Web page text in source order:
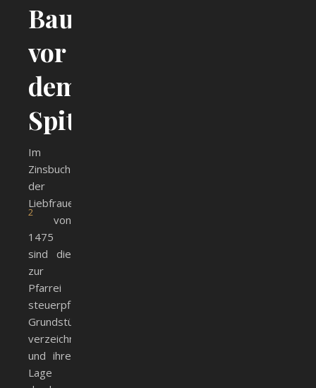
Baubestand
vor
dem
Spitalbau
Im
Zinsbuch
der
Liebfrauenpfleg
2
von
1475
sind die
zur
Pfarrei
steuerpflichtigen
Grundstücke
verzeichnet
und ihre
Lage